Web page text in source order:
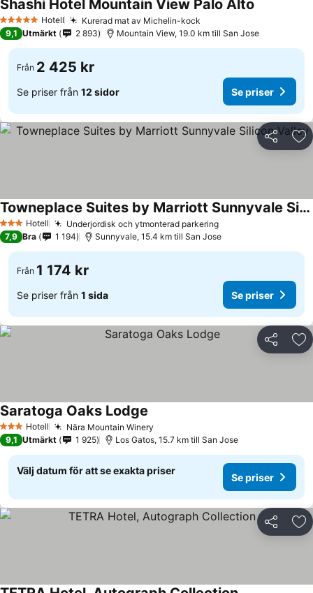
5 Stjärnor Hotell Kurerad mat av Michelin-kock
Shashi Hotel Mountain View Palo Alto
9,1 Utmärkt 2 893 Mountain View, 19.0 km till San Jose
Från 2 425 kr
Se priser från 12 sidor Se priser
Dela
3 StjärnorHotell Underjordisk och ytmonterad parkering
Towneplace Suites by Marriott Sunnyvale Silicon Valley
7,9 Bra 1 194 Sunnyvale, 15.4 km till San Jose
Från 1 174 kr
Se priser från 1 sida Se priser
Dela
3 StjärnorHotell Nära Mountain Winery
Saratoga Oaks Lodge
9,1 Utmärkt 1 925 Los Gatos, 15.7 km till San Jose
Välj datum för att se exakta priser
Se priser
Dela